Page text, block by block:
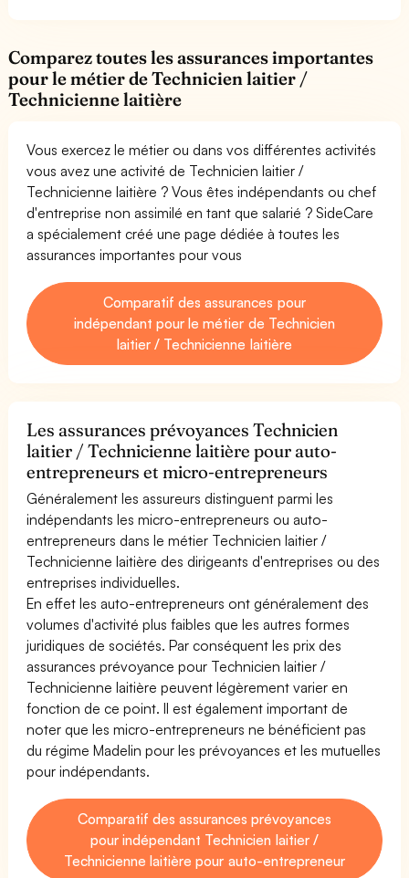
Comparez toutes les assurances importantes
pour le métier de Technicien laitier /
Technicienne laitière
Vous exercez le métier ou dans vos différentes activités
vous avez une activité de Technicien laitier /
Technicienne laitière ? Vous êtes indépendants ou chef
d'entreprise non assimilé en tant que salarié ? SideCare
a spécialement créé une page dédiée à toutes les
assurances importantes pour vous
Comparatif des assurances pour
indépendant pour le métier de Technicien
laitier / Technicienne laitière
Les assurances prévoyances Technicien
laitier / Technicienne laitière pour auto-
entrepreneurs et micro-entrepreneurs
Généralement les assureurs distinguent parmi les
indépendants les micro-entrepreneurs ou auto-
entrepreneurs dans le métier Technicien laitier /
Technicienne laitière des dirigeants d'entreprises ou des
entreprises individuelles.
En effet les auto-entrepreneurs ont généralement des
volumes d'activité plus faibles que les autres formes
juridiques de sociétés. Par conséquent les prix des
assurances prévoyance pour Technicien laitier /
Technicienne laitière peuvent légèrement varier en
fonction de ce point. Il est également important de
noter que les micro-entrepreneurs ne bénéficient pas
du régime Madelin pour les prévoyances et les mutuelles
pour indépendants.
Comparatif des assurances prévoyances
pour indépendant Technicien laitier /
Technicienne laitière pour auto-entrepreneur